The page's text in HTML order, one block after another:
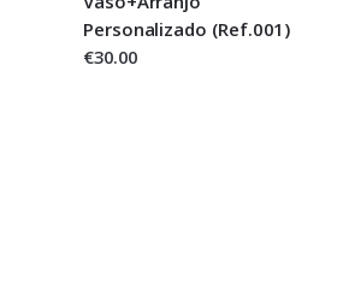
Personalizado (Ref.001)
€30.00